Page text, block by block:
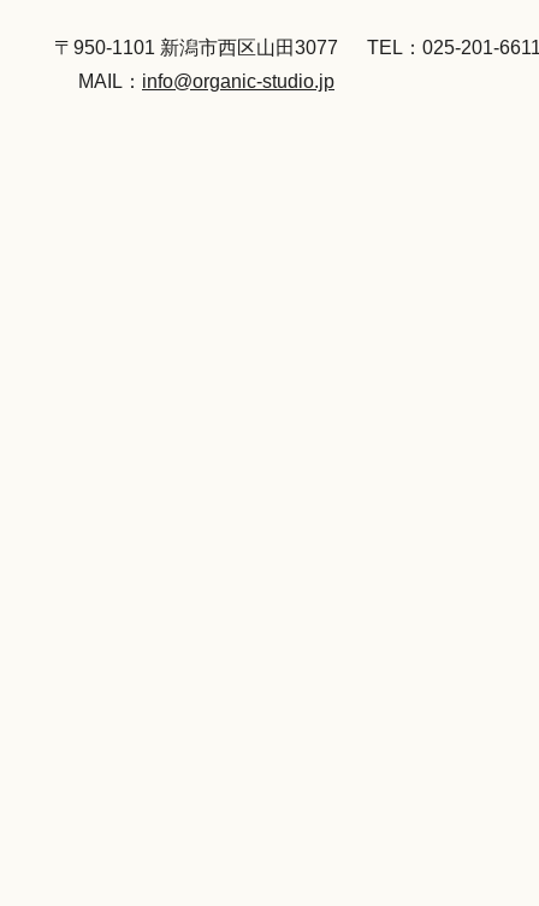
〒950-1101 新潟市西区山田3077
TEL：025-201-
MAIL： info@organic-studio.jp